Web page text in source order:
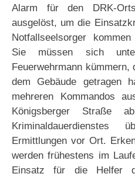
Alarm für den DRK-
ausgelöst, um die
Notfallseelsorger
Sie müssen sich
Feuerwehrmann
dem Gebäude getragen
mehreren Kommandos
Königsberger Straße
Kriminaldauerdienstes
Ermittlungen vor Ort.
werden frühestens im
Einsatz für die Helfer